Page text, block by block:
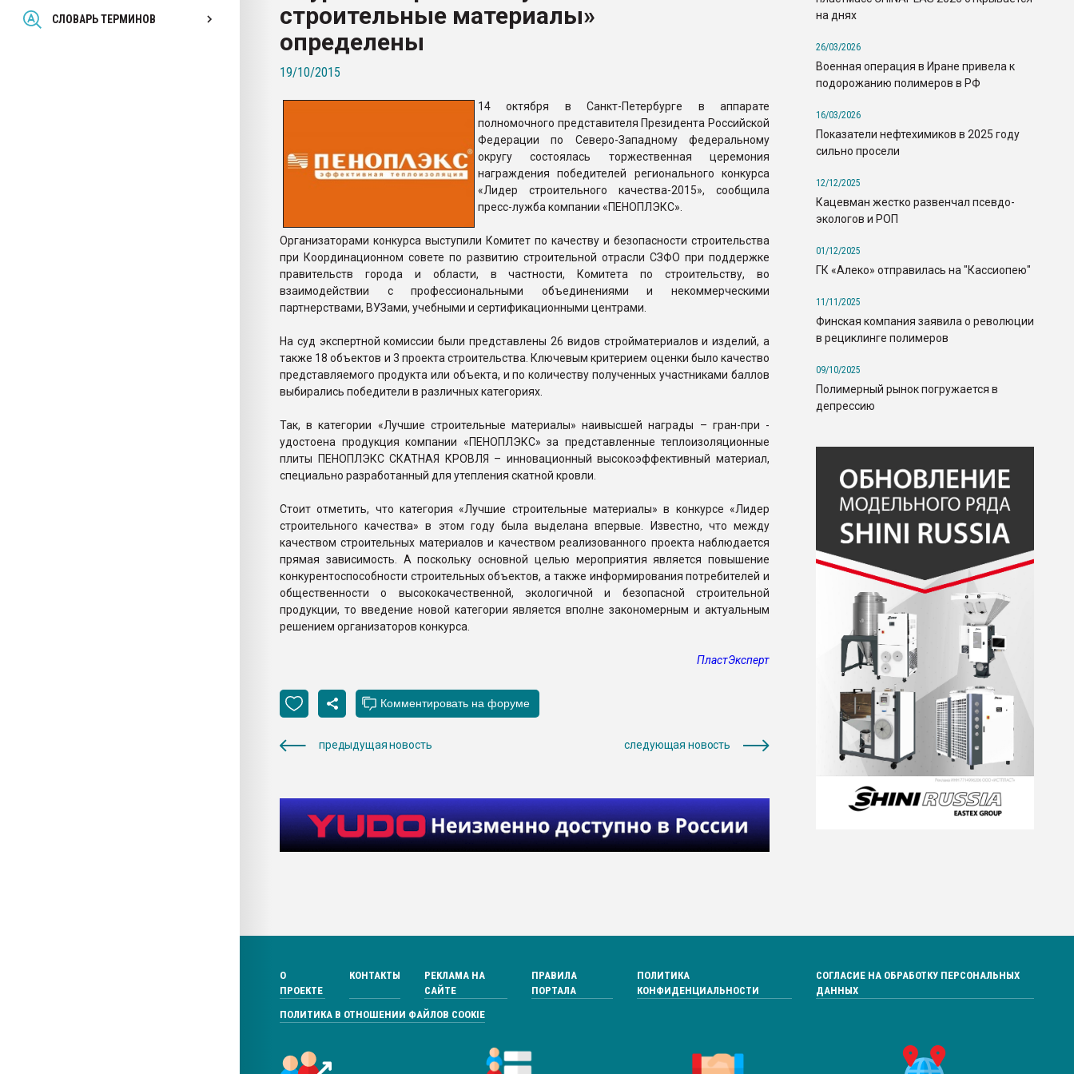
СЛОВАРЬ ТЕРМИНОВ
Всё, что касается выдува ПЭТ
бутылок
ПЕРЕЙТИ НА ФОРУМ
строительные материалы»
определены
19/10/2015
14 октября в Санкт-Петербурге в аппарате
полномочного представителя Президента Российской
Федерации по Северо-Западному федеральному
округу состоялась торжественная церемония
награждения победителей регионального конкурса
«Лидер строительного качества-2015», сообщила
пресс-лужба компании «ПЕНОПЛЭКС».
Организаторами конкурса выступили Комитет по качеству и безопасности строительства
при Координационном совете по развитию строительной отрасли СЗФО при поддержке
правительств города и области, в частности, Комитета по строительству, во
взаимодействии с профессиональными объединениями и некоммерческими
партнерствами, ВУЗами, учебными и сертификационными центрами.
На суд экспертной комиссии были представлены 26 видов стройматериалов и изделий, а
также 18 объектов и 3 проекта строительства. Ключевым критерием оценки было качество
представляемого продукта или объекта, и по количеству полученных участниками баллов
выбирались победители в различных категориях.
Так, в категории «Лучшие строительные материалы» наивысшей награды – гран-при -
удостоена продукция компании «ПЕНОПЛЭКС» за представленные теплоизоляционные
плиты ПЕНОПЛЭКС СКАТНАЯ КРОВЛЯ – инновационный высокоэффективный материал,
специально разработанный для утепления скатной кровли.
Стоит отметить, что категория «Лучшие строительные материалы» в конкурсе «Лидер
строительного качества» в этом году была выделана впервые. Известно, что между
качеством строительных материалов и качеством реализованного проекта наблюдается
прямая зависимость. А поскольку основной целью мероприятия является повышение
конкурентоспособности строительных объектов, а также информирования потребителей и
общественности о высококачественной, экологичной и безопасной строительной
продукции, то введение новой категории является вполне закономерным и актуальным
решением организаторов конкурса.
ПластЭксперт
предыдущая новость следующая новость
на днях
26/03/2026
Военная операция в Иране привела к
подорожанию полимеров в РФ
16/03/2026
Показатели нефтехимиков в 2025 году
сильно просели
12/12/2025
Кацевман жестко развенчал псевдо-
экологов и РОП
01/12/2025
ГК «Алеко» отправилась на "Кассиопею"
11/11/2025
Финская компания заявила о революции
в рециклинге полимеров
09/10/2025
Полимерный рынок погружается в
депрессию
О
ПРОЕКТЕ
КОНТАКТЫ
РЕКЛАМА НА
САЙТЕ
ПРАВИЛА
ПОРТАЛА
ПОЛИТИКА
КОНФИДЕНЦИАЛЬНОСТИ
СОГЛАСИЕ НА ОБРАБОТКУ ПЕРСОНАЛЬНЫХ
ДАННЫХ
ПОЛИТИКА В ОТНОШЕНИИ ФАЙЛОВ COOKIE